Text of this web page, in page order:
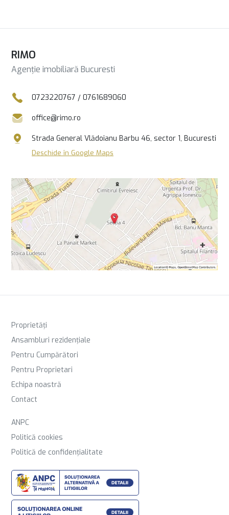
RIMO
Agenție imobiliară Bucuresti
0723220767 / 0761689060
office@rimo.ro
Strada General Vlădoianu Barbu 46, sector 1, Bucuresti
Deschide în Google Maps
Proprietăți
Ansambluri rezidențiale
Pentru Cumpărători
Pentru Proprietari
Echipa noastră
Contact
ANPC
Politică cookies
Politică de confidențialitate